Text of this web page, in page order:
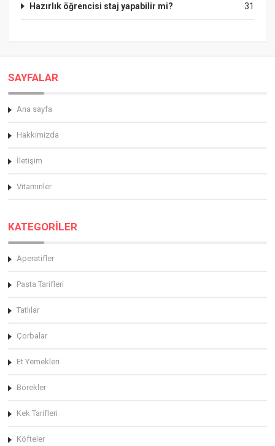
31
Hazırlık öğrencisi staj yapabilir mi?
SAYFALAR
Ana sayfa
Hakkimizda
İletişim
Vitaminler
KATEGORİLER
Aperatifler
Pasta Tarifleri
Tatlılar
Çorbalar
Et Yemekleri
Börekler
Kek Tarifleri
Köfteler